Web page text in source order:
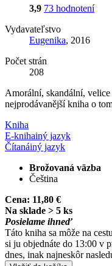
3,9 73 hodnotení
Vydavateľstvo
Eugenika, 2016
Počet strán
208
Amorální, skandální,
nejprodávanější kniha o
Kniha
E-knihainý jazyk
Čítanáiný jazyk
Brožovaná väzba
Čeština
Cena: 11,80 €
Na sklade > 5 ks
Posielame ihneď
Táto kniha sa môže na
si ju objednáte do 13:00 v
dnes, inak najneskôr